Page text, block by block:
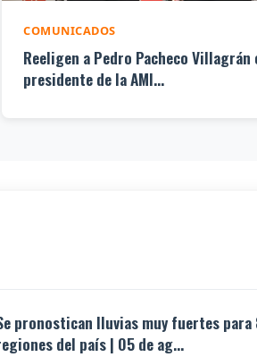
COMUNICADOS
Reeligen a Pedro Pacheco Villagrán
presidente de la AMI...
pronostican lluvias muy fuertes para
del país | 05 de ag...